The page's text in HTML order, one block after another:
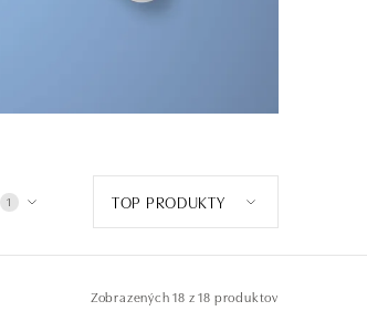
1 TOP PRODUKTY
Zobrazených18 z 18 produktov